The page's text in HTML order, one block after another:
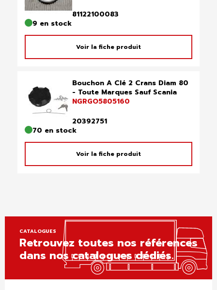
81122100083
9 en stock
Voir la fiche produit
Bouchon A Clé 2 Crans Diam 80
- Toute Marques Sauf Scania
NGRGO5805160
20392751
70 en stock
Voir la fiche produit
CATALOGUES
Retrouvez toutes nos références
dans nos catalogues dédiés.